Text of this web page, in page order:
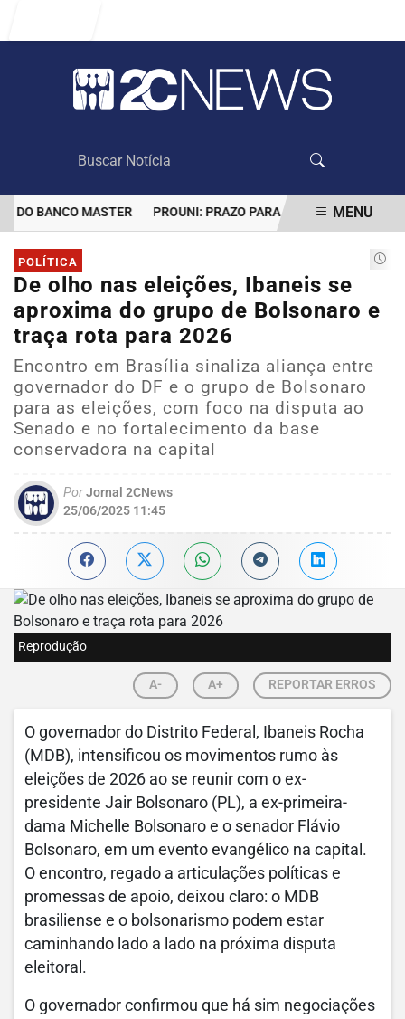
BANCO MASTER PROUNI: PRAZO PARA COMPROVAR
EM ALTA
MENU
POLÍTICA
De olho nas eleições, Ibaneis se
aproxima do grupo de Bolsonaro e
traça rota para 2026
Encontro em Brasília sinaliza aliança entre
governador do DF e o grupo de Bolsonaro
para as eleições, com foco na disputa ao
Senado e no fortalecimento da base
conservadora na capital
PorJornal 2CNews
25/06/2025 11:45
Reprodução
A- A+ REPORTAR ERROS
O governador do Distrito Federal, Ibaneis Rocha
(MDB), intensificou os movimentos rumo às
eleições de 2026 ao se reunir com o ex-
presidente Jair Bolsonaro (PL), a ex-primeira-
dama Michelle Bolsonaro e o senador Flávio
Bolsonaro, em um evento evangélico na capital.
O encontro, regado a articulações políticas e
promessas de apoio, deixou claro: o MDB
brasiliense e o bolsonarismo podem estar
caminhando lado a lado na próxima disputa
eleitoral.
O governador confirmou que há sim negociações